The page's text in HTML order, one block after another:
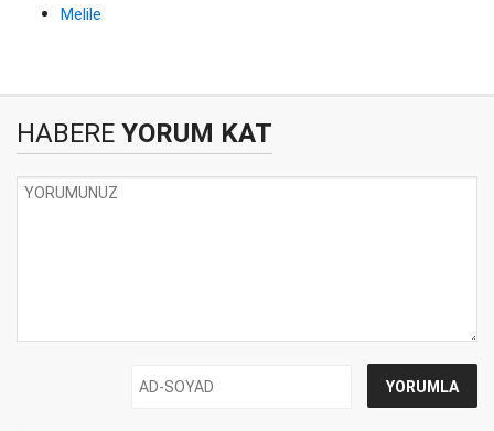
Melile
HABERE YORUM KAT